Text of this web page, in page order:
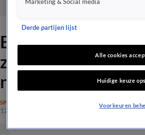
Beau van Erven
zich uit over
na 'sneer'
SPRAAKMAKEND
12 apr 2026, 10:52
Marketing & Social media
Derde partijen lijst
Alle cookies
Huidige keuze
Voorkeuren